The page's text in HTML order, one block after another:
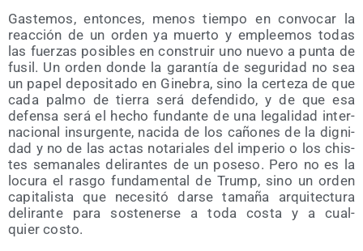
Gas­te­mos, enton­ces, menos tiem­po en con­vo­car la
reac­ción de un orden ya muer­to y emplee­mos todas
las fuer­zas posi­bles en cons­truir uno nue­vo a pun­ta de
fusil. Un orden don­de la garan­tía de segu­ri­dad no sea
un papel depo­si­ta­do en Gine­bra, sino la cer­te­za de que
cada pal­mo de tie­rra será defen­di­do, y de que esa
defen­sa será el hecho fun­dan­te de una lega­li­dad inter­
na­cio­nal insur­gen­te, naci­da de los caño­nes de la dig­ni­
dad y no de las actas nota­ria­les del impe­rio o los chis­
tes sema­na­les deli­ran­tes de un pose­so. Pero no es la
locu­ra el ras­go fun­da­men­tal de Trump, sino un orden
capi­ta­lis­ta que nece­si­tó dar­se tama­ña arqui­tec­tu­ra
deli­ran­te para sos­te­ner­se a toda cos­ta y a cual­
quier costo.